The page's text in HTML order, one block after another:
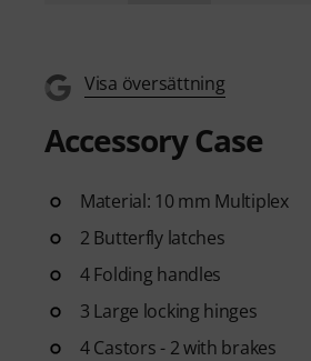
Visa översättning
Accessory Case
Material: 10 mm Multiplex
2 Butterfly latches
4 Folding handles
3 Large locking hinges
4 Castors - 2 with brakes